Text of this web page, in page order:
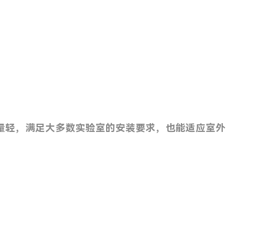
，满足大多数实验室的安装要求，也能适应室外